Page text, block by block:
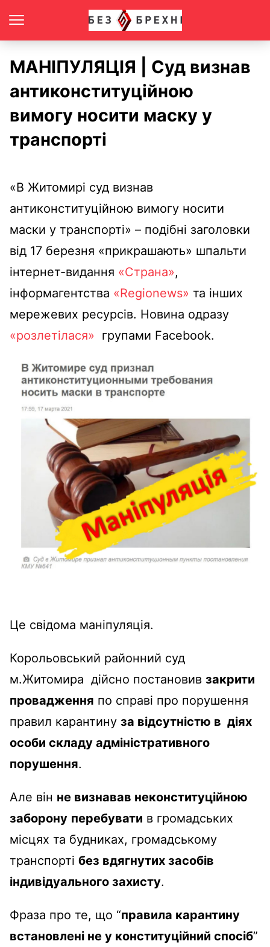
МАНІПУЛЯЦІЯ | Суд визнав
антиконституційною
вимогу носити маску у
транспорті
«В Житомирі суд визнав
антиконституційною вимогу носити
маски у транспорті» – подібні заголовки
від 17 березня «прикрашають» шпальти
інтернет-видання «Страна»,
інформагентства «Regionews» та інших
мережевих ресурсів. Новина одразу
«розлетілася» групами Facebook.
Це свідома маніпуляція.
Корольовський районний суд
м.Житомира дійсно постановив закрити
провадження по справі про порушення
правил карантину за відсутністю в діях
особи складу адміністративного
порушення.
Але він не визнавав неконституційною
заборону перебувати в громадських
місцях та будниках, громадському
транспорті без вдягнутих засобів
індивідуального захисту.
Фраза про те, що “правила карантину
встановлені не у конституційний спосіб”